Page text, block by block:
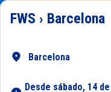
FWS › Barcelona
Barcelona